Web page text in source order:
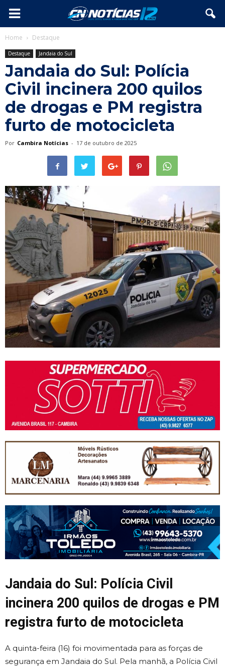
Home Destaque
Destaque Jandaia do Sul
Jandaia do Sul: Polícia
Civil incinera 200 quilos
de drogas e PM registra
furto de motocicleta
Por Cambira Notícias - 17 de outubro de 2025
Jandaia do Sul: Polícia Civil
incinera 200 quilos de drogas e PM
registra furto de motocicleta
A quinta-feira (16) foi movimentada para as forças de
segurança em Jandaia do Sul. Pela manhã, a Polícia Civil